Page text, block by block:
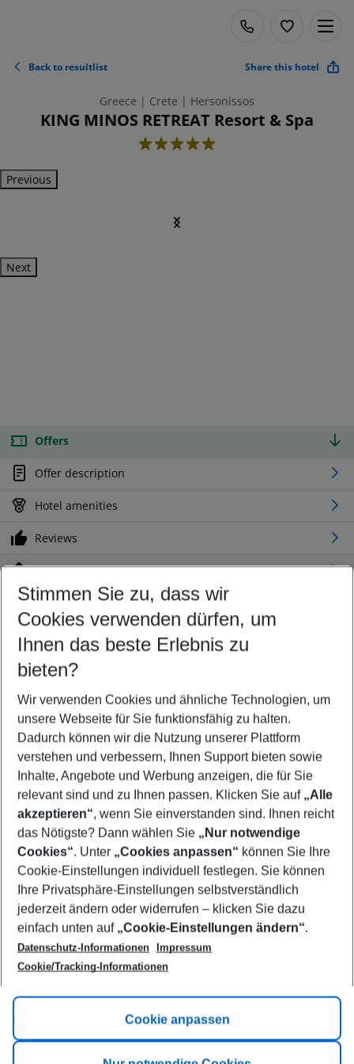
Back to resultlist Share this hotel
Greece | Crete | Hersonissos
KING MINOS RETREAT Resort & Spa
5
Previous
Next
Offers
Offer description
Hotel amenities
Reviews
Location
Customize your offer
Find the perfect deal which suits your best
Your departure airport
Any airport
Select your date range
10/08/26–08/08/27 5-8 nights
Who will travel
2 adults No children
Show more filter
Footer
Footer navigation
Title A
Link A
Stimmen Sie zu, dass wir
Cookies verwenden dürfen, um
Ihnen das beste Erlebnis zu
bieten?
Wir verwenden Cookies und ähnliche Technologien, um
unsere Webseite für Sie funktionsfähig zu halten.
Dadurch können wir die Nutzung unserer Plattform
verstehen und verbessern, Ihnen Support bieten sowie
Inhalte, Angebote und Werbung anzeigen, die für Sie
relevant sind und zu Ihnen passen. Klicken Sie auf „Alle
akzeptieren“, wenn Sie einverstanden sind. Ihnen reicht
das Nötigste? Dann wählen Sie „Nur notwendige
Cookies“. Unter „Cookies anpassen“ können Sie Ihre
Cookie-Einstellungen individuell festlegen. Sie können
Ihre Privatsphäre-Einstellungen selbstverständlich
jederzeit ändern oder widerrufen – klicken Sie dazu
einfach unten auf „Cookie-Einstellungen ändern“.
Datenschutz-Informationen
Impressum
Cookie/Tracking-Informationen
Cookie anpassen